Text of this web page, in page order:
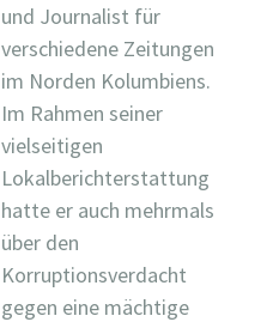
und Journalist für
verschiedene Zeitungen
im Norden Kolumbiens.
Im Rahmen seiner
vielseitigen
Lokalberichterstattung
hatte er auch mehrmals
über den
Korruptionsverdacht
gegen eine mächtige